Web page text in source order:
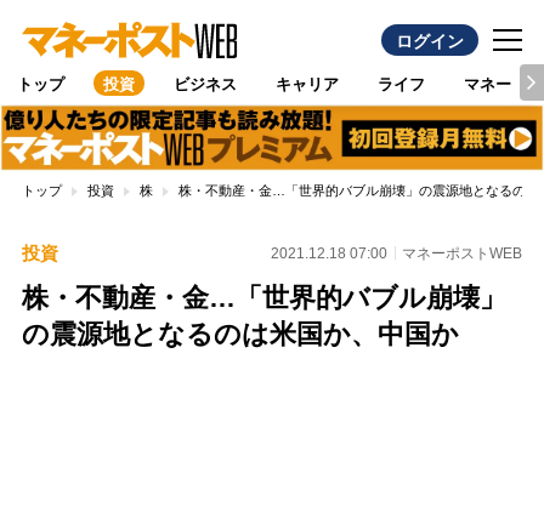
ログイン
トップ 投資 ビジネス キャリア ライフ マネー
トップ 投資 株 株・不動産・金…「世界的バブル崩壊」の震源地となるのは
投資 2021.12.18 07:00 マネーポストWEB
株・不動産・金…「世界的バブル崩壊」
の震源地となるのは米国か、中国か